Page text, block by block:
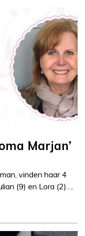
Marjan’
vinden haar 4
(9) en Lora (2)….